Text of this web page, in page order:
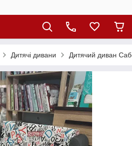
Дитячі дивани Дитячий диван